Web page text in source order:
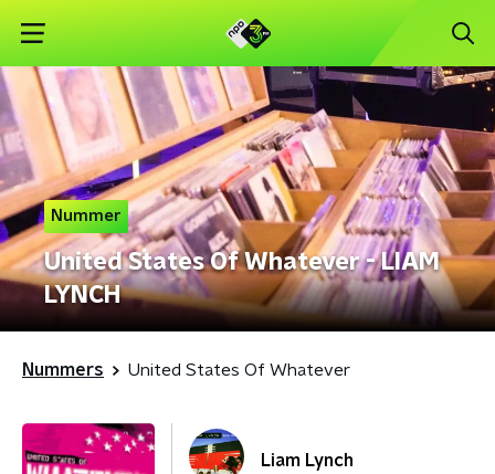
Nummer
United States Of Whatever - LIAM
LYNCH
Nummers United States Of Whatever
Liam Lynch